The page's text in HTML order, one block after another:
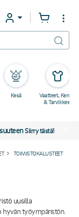
Kesä
Vaatteet, Kengät
& Tarvikkeet
Siirry tästä!
TOIMISTOKALUSTEET
uusilla
hyvän työympäristön.